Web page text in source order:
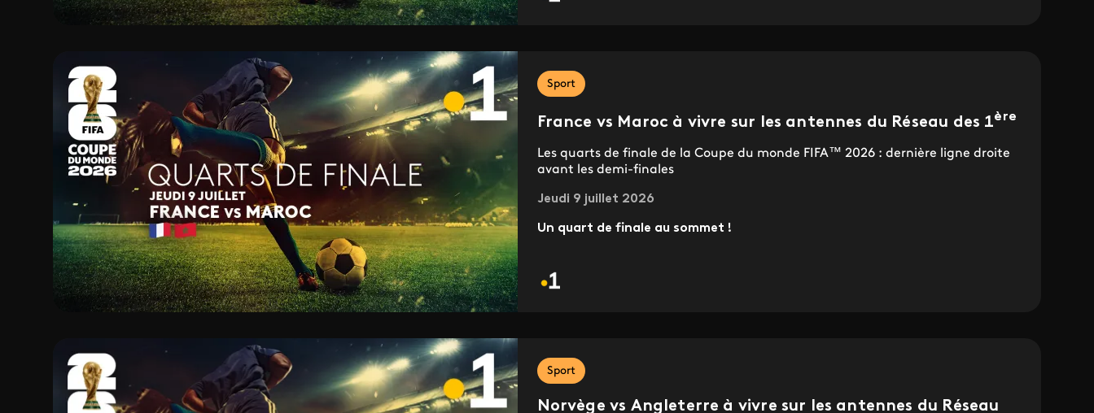
Sport
France vs Maroc à vivre sur les antennes du Réseau des 1ère
Les quarts de finale de la Coupe du monde FIFA™ 2026 : dernière ligne droite
avant les demi-finales
Jeudi 9 juillet 2026
Un quart de finale au sommet !
Sport
Norvège vs Angleterre à vivre sur les antennes du Réseau